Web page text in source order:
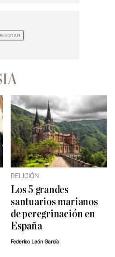
RELIGIÓN
Los 5 grandes
santuarios marianos
de peregrinación en
España
Federico León García